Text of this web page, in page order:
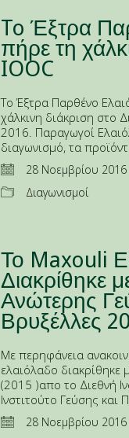
To Έξτρα
πήρε τη
IOOC
Το Έξτρα Παρθένο
χάλκινη διάκριση στο
2016. Παραγωγοί
διαγωνισμό, τα
28 Νοεμβρίου 2016
Διαγωνισμοί
Το Maxouli
Διακρίθηκε
Ανώτερης
Βρυξέλλες
Με περηφάνεια
ελαιόλαδο διακρίθηκε
(2015 )απο το Διεθνή
Ινστιτούτο Γεύσης και
28 Νοεμβρίου 2016